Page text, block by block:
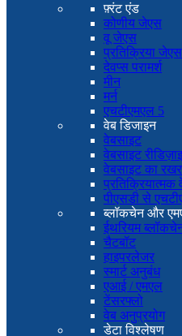
फ़्रंट एंड
कोणीय जेएस
वू जेएस
प्रतिक्रिया जेएस
देवप्स परामर्श
मीन
मर्न
एचटीएमएल 5
वेब डिजाइन
वेबसाइट
वेबसाइट
वेबसाइट का
प्रतिक्रियात्मक
पीएसडी से
ब्लॉकचेन और
ईथरियम
चैटबॉट
हाइपरलेजर
स्मार्ट अनुबंध
एआई / एमएल
टेंसरफ्लो
वेब अनुप्रयोग
डेटा विश्लेषण